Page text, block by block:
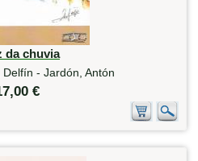
da chuvia
Delfín - Jardón, Antón
€